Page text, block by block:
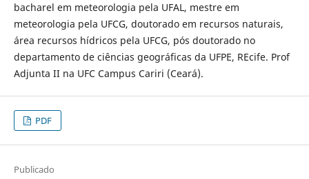
bacharel em meteorologia pela UFAL, mestre em
meteorologia pela UFCG, doutorado em recursos naturais,
área recursos hídricos pela UFCG, pós doutorado no
departamento de ciências geográficas da UFPE, REcife. Prof
Adjunta II na UFC Campus Cariri (Ceará).
PDF
Publicado